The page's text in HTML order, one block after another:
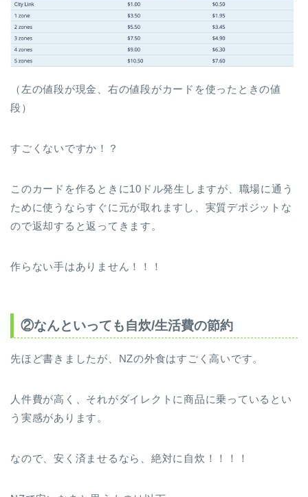
（左の値段が現金、右の値段がカードを使ったときの値
段）
すごくないですか！？
このカードを作るときに10ドル発生しますが、職場に通う
ために使うならすぐに元が取れますし、実質デポジットな
ので返却すると返ってきます。
作らない手はありません！！！
②なんといっても自炊/生活費の節約
先ほど書きましたが、NZの外食はすごく高いです。
人件費が高く、それがダイレクトに商品に乗っているとい
う実感があります。
なので、安く済ませるなら、絶対に自炊！！！！